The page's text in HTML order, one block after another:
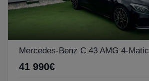
Mercedes-Benz C 43 AMG 4-Matic
41 990€